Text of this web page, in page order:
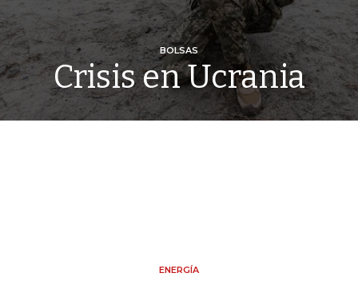
BOLSAS
Crisis en Ucrania
ENERGÍA